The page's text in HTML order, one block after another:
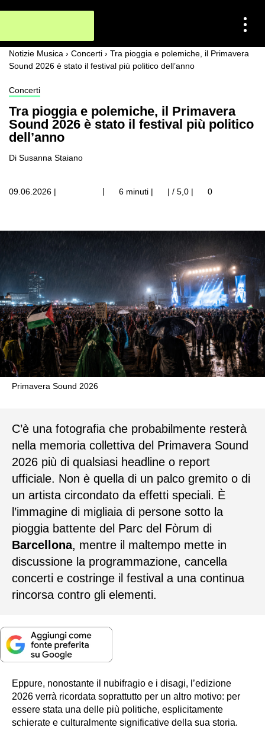
Notizie Musica › Concerti › Tra pioggia e polemiche, il Primavera
Sound 2026 è stato il festival più politico dell’anno
Concerti
Tra pioggia e polemiche, il Primavera
Sound 2026 è stato il festival più politico
dell’anno
Di Susanna Staiano
09.06.2026 | | 6 minuti | | / 5,0 | 0
Primavera Sound 2026
C’è una fotografia che probabilmente resterà
nella memoria collettiva del Primavera Sound
2026 più di qualsiasi headline o report
ufficiale. Non è quella di un palco gremito o di
un artista circondato da effetti speciali. È
l’immagine di migliaia di persone sotto la
pioggia battente del Parc del Fòrum di
Barcellona, mentre il maltempo mette in
discussione la programmazione, cancella
concerti e costringe il festival a una continua
rincorsa contro gli elementi.
Eppure, nonostante il nubifragio e i disagi, l’edizione
2026 verrà ricordata soprattutto per un altro motivo: per
essere stata una delle più politiche, esplicitamente
schierate e culturalmente significative della sua storia.